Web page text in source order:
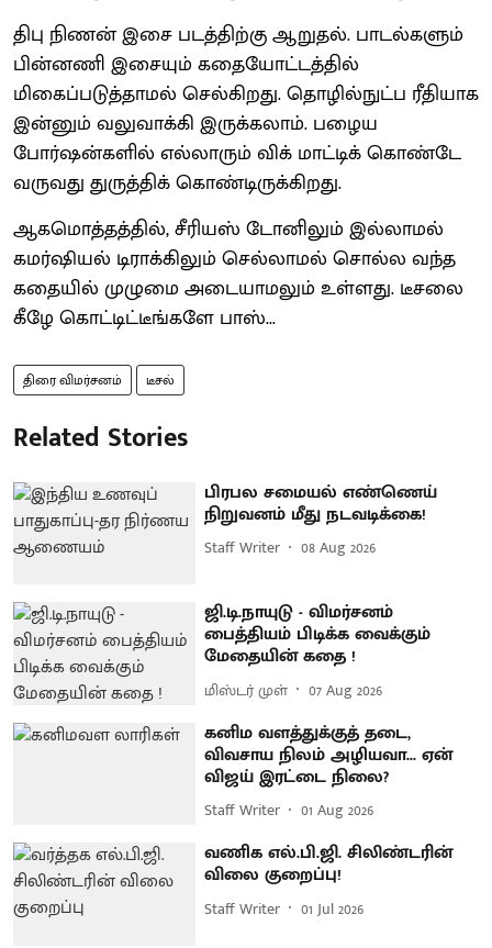
திபு நிணன் இசை படத்திற்கு ஆறுதல். பாடல்களும்
பின்னணி இசையும் கதையோட்டத்தில்
மிகைப்படுத்தாமல் செல்கிறது. தொழில்நுட்ப ரீதியாக
இன்னும் வலுவாக்கி இருக்கலாம். பழைய
போர்ஷன்களில் எல்லாரும் விக் மாட்டிக் கொண்டே
வருவது துருத்திக் கொண்டிருக்கிறது.
ஆகமொத்தத்தில், சீரியஸ் டோனிலும் இல்லாமல்
கமர்ஷியல் டிராக்கிலும் செல்லாமல் சொல்ல வந்த
கதையில் முழுமை அடையாமலும் உள்ளது. டீசலை
கீழே கொட்டிட்டீங்களே பாஸ்...
திரை விமர்சனம் டீசல்
Related Stories
பிரபல சமையல் எண்ணெய்
நிறுவனம் மீது நடவடிக்கை!
Staff Writer 08 Aug 2026
ஜி.டி.நாயுடு - விமர்சனம்
பைத்தியம் பிடிக்க வைக்கும்
மேதையின் கதை !
மிஸ்டர் முள் 07 Aug 2026
கனிம வளத்துக்குத் தடை,
விவசாய நிலம் அழியவா... ஏன்
விஜய் இரட்டை நிலை?
Staff Writer 01 Aug 2026
வணிக எல்.பி.ஜி. சிலிண்டரின்
விலை குறைப்பு!
Staff Writer 01 Jul 2026